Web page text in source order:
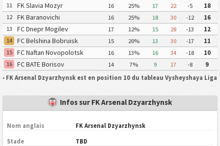
11
FK Slavia Mozyr 16 25% 17 22 -5
18
12
FK Baranovichi 16 25% 18 30 -12
16
13
FC Dnepr Mogilev 17 12% 15 28 -13
12
14
FC Belshina Bobruisk 15 20% 13 30 -17
11
15
FC Naftan Novopolotsk 16 13% 16 34 -18
10
16
FC BATE Borisov 14 7% 9 17 -8
9
• FK Arsenal Dzyarzhynsk est en position 10 du tableau Vysheyshaya Liga
Infos sur FK Arsenal Dzyarzhynsk
Nom anglais FK Arsenal Dzyarzhynsk
Stade TBD